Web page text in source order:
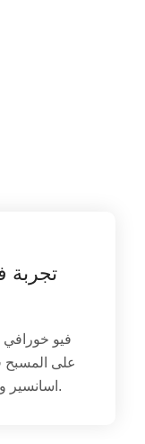
تجربة
اسانسير وكل الخدمات للحجز تواصل معنا على.